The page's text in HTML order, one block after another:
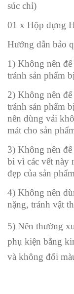
súc chỉ)
01 x Hộp đựng
Hướng dẫn bảo
1) Không nên
tránh sản phẩm
2) Không nên
tránh sản phẩm
nên dùng vải
mát cho sản
3) Không nên
bi vì các vết này
đẹp của sản
4) Không nên
nặng, tránh vật
5) Nên thường
phụ kiện bằng
và không đổi